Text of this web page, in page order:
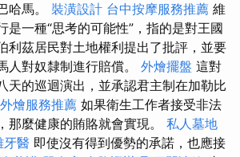
哈馬。 裝潢設計 台中按摩服務推薦 維
是一種“思考的可能性”，指的是對王國
利茲居民對土地權利提出了批評，並要
人對奴隸制進行賠償。 外燴擺盤 這對
天的巡迴演出，並承認君主制在加勒比
燴服務推薦 如果衛生工作者接受非法
那麼健康的賄賂就會實現。 私人墓地
牙醫 即使沒有得到優勢的承諾，也應接